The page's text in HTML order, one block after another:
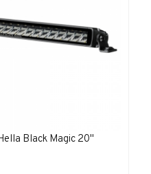
Black Magic 20"